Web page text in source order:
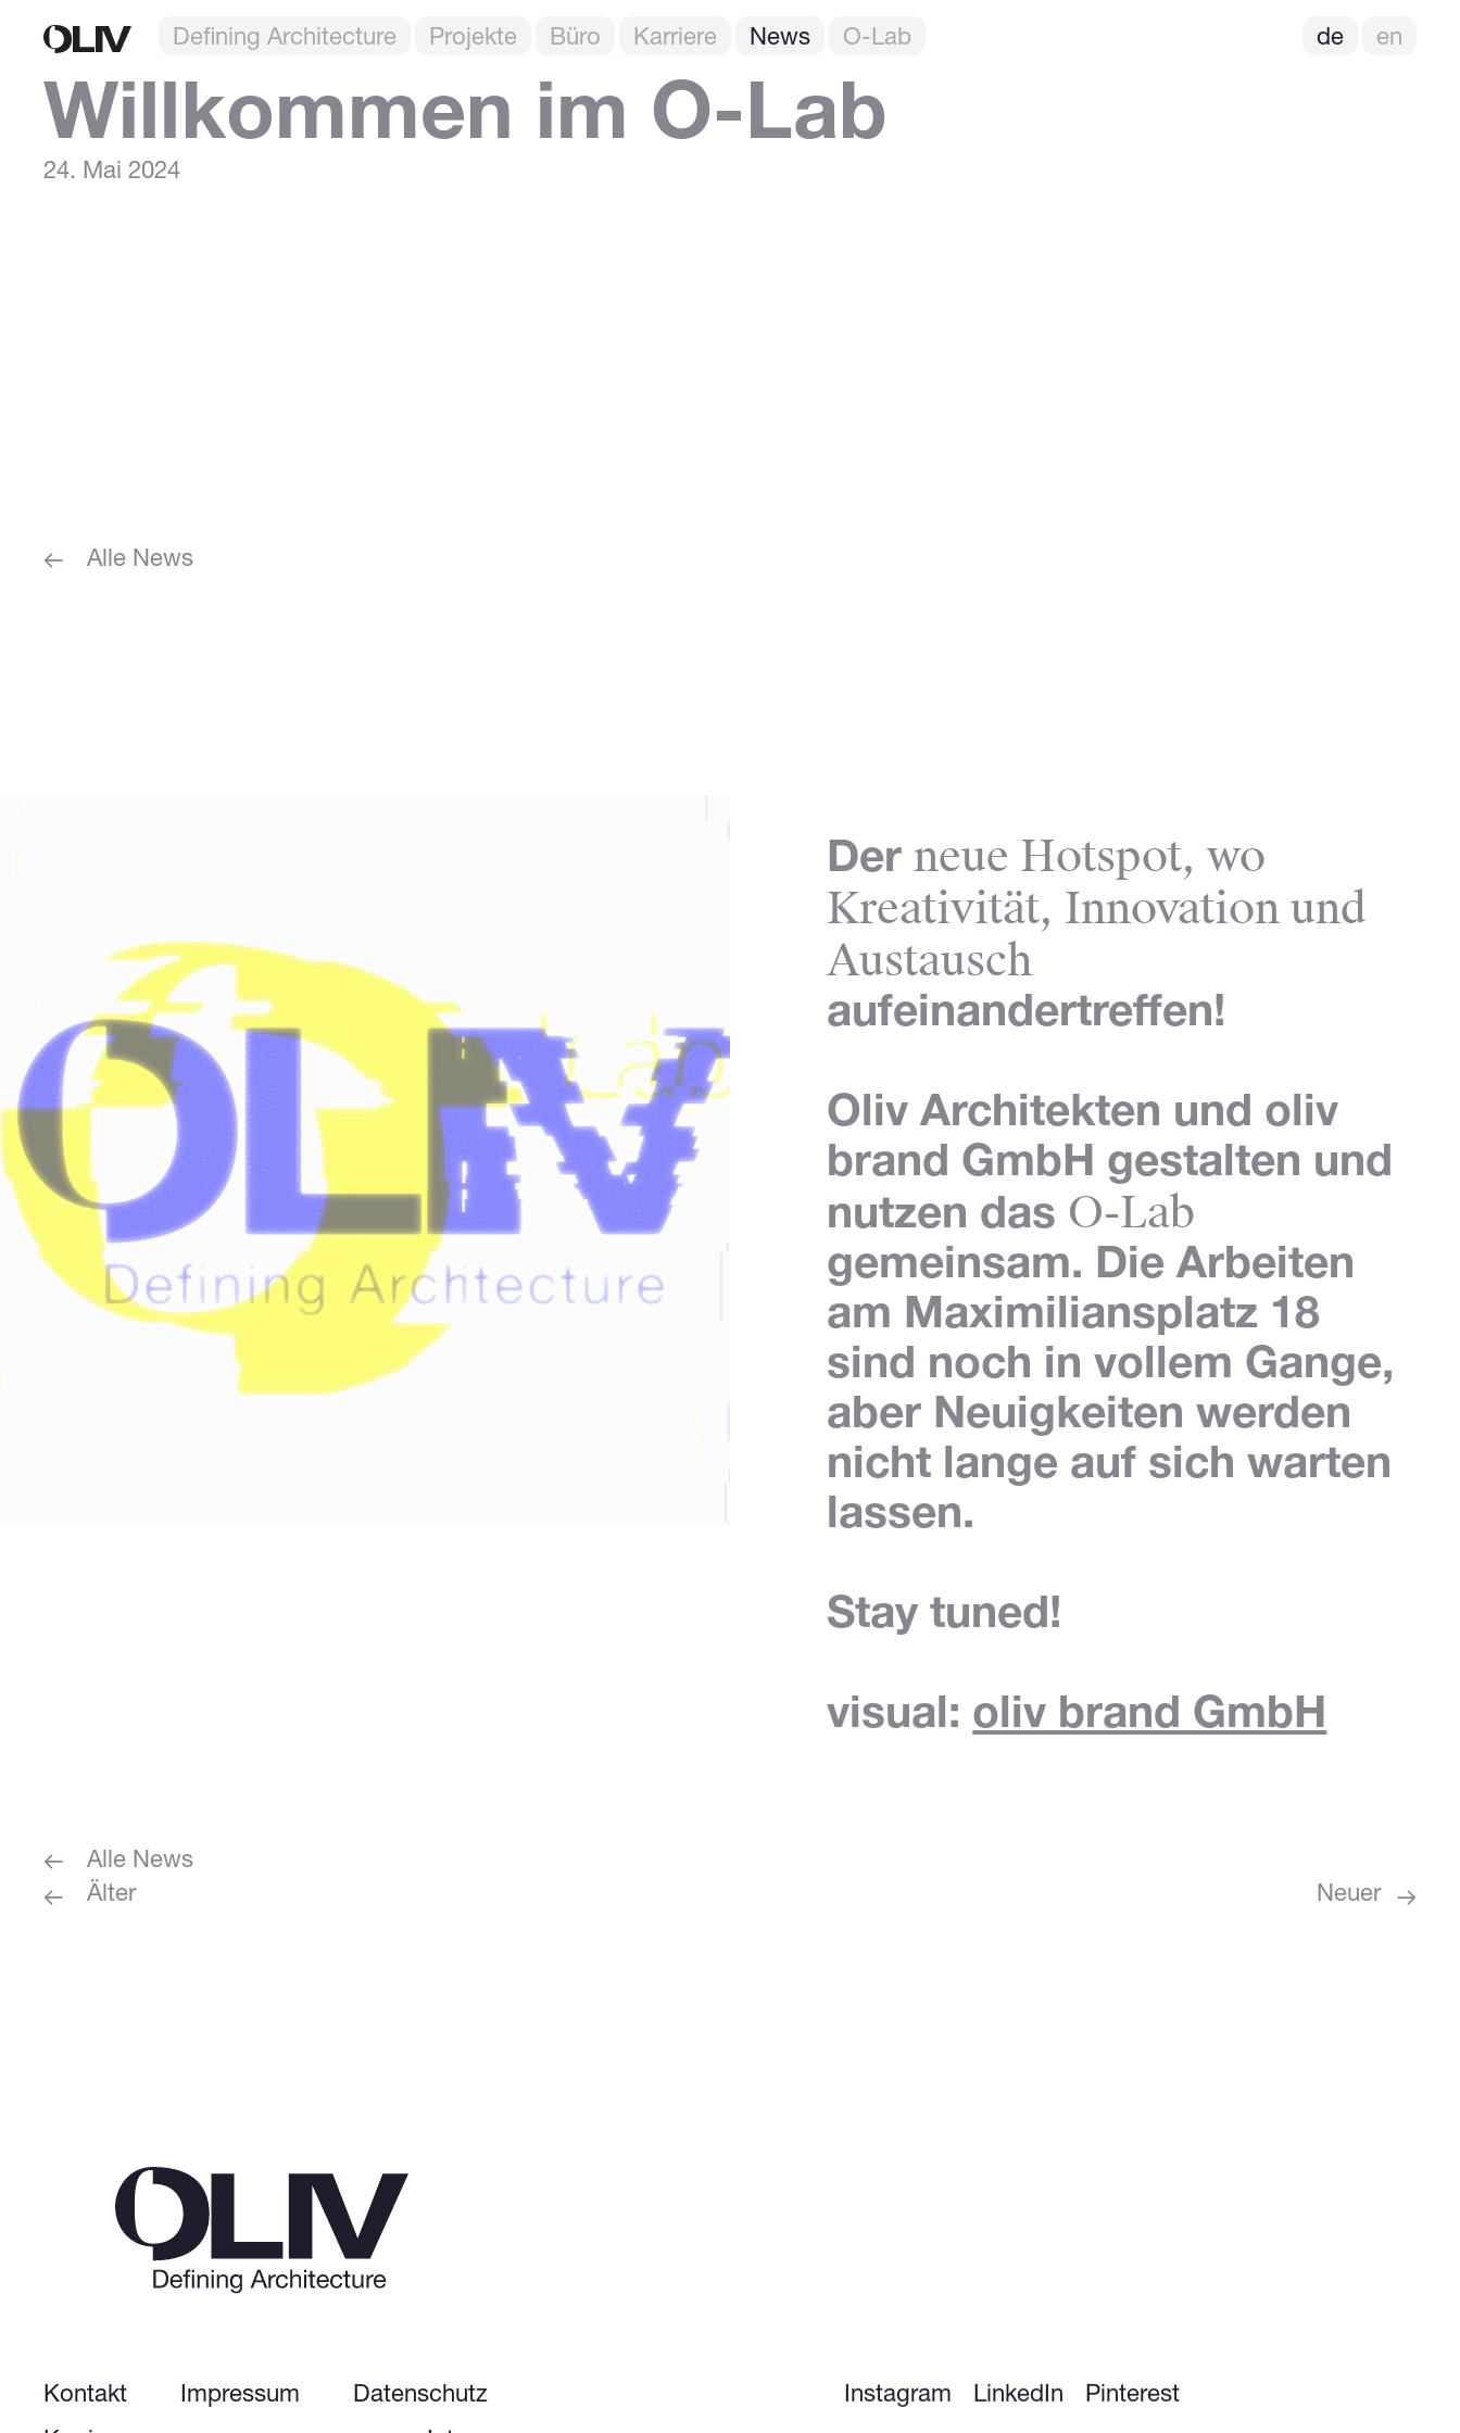
Defining Architecture Projekte Büro Karriere News O-Lab de en
Willkommen im O-Lab
24. Mai 2024
Alle News
Derneue Hotspot, wo
Kreativität, Innovation und
Austausch
aufeinandertreffen!
Oliv Architekten und oliv
brand GmbH gestalten und
nutzen das O-Lab
gemeinsam. Die Arbeiten
am Maximiliansplatz 18
sind noch in vollem Gange,
aber Neuigkeiten werden
nicht lange auf sich warten
lassen.
Stay tuned!
visual: oliv brand GmbH
Alle News
Älter
Neuer
Kontakt Impressum
Datenschutz
Instagram LinkedIn Pinterest